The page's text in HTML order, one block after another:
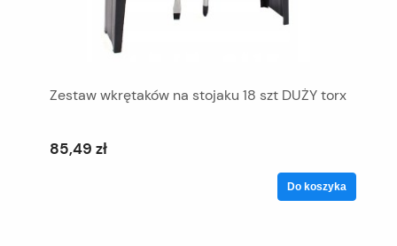
Zestaw wkrętaków na stojaku 18 szt DUŻY torx
85,49 zł
Do koszyka